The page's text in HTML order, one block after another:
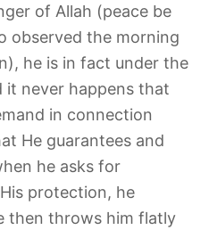
of Allah (peace be
observed the morning
he is in fact under the
never happens that
in connection
He guarantees and
he asks for
protection, he
then throws him flatly